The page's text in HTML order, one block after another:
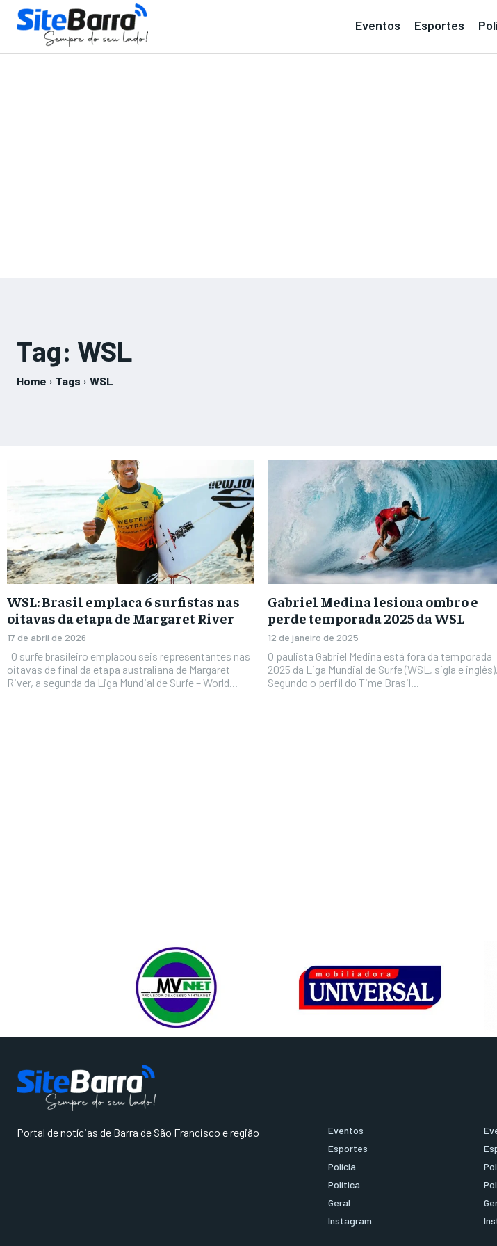
Eventos Esportes
Tag: WSL
Home Tags WSL
WSL: Brasil emplaca 6 surfistas nas
oitavas da etapa de Margaret River
17 de abril de 2026
oitavas de final da etapa australiana de Margaret
River, a segunda da Liga Mundial de Surfe – World...
Gabriel Medina lesiona ombro e
perde temporada 2025 da WSL
12 de janeiro de 2025
O paulista Gabriel Medina está fora da temporada
2025 da Liga Mundial de Surfe (WSL, sigla e inglês).
Segundo o perfil do Time Brasil...
Portal de notícias de Barra de São Francisco e região
Eventos
Esportes
Polícia
Política
Geral
Instagram